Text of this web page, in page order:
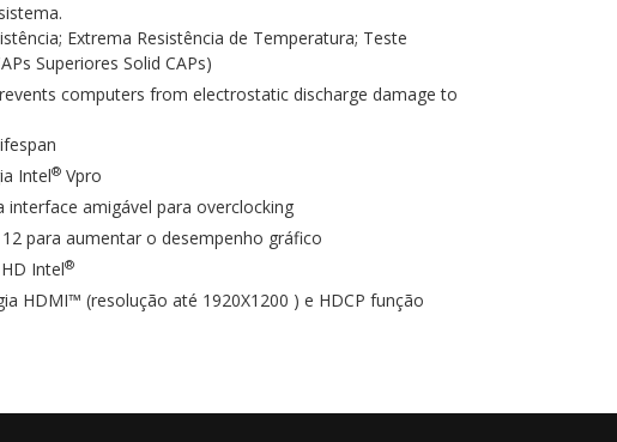
Extrema Resistência de Temperatura; Teste
Superiores Solid CAPs)
computers from electrostatic discharge damage to
Intel® Vpro
interface amigável para overclocking
12 para aumentar o desempenho gráfico
Intel®
HDMI™ (resolução até 1920X1200 ) e HDCP função